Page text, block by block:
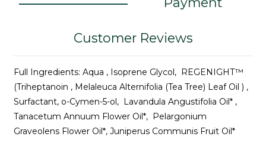
Customer Reviews
Full Ingredients: Aqua , Isoprene Glycol, REGENIGHT™
(Triheptanoin , Melaleuca Alternifolia (Tea Tree) Leaf Oil ) ,
Surfactant, o-Cymen-5-ol, Lavandula Angustifolia Oil* ,
Tanacetum Annuum Flower Oil*, Pelargonium
Graveolens Flower Oil*, Juniperus Communis Fruit Oil*